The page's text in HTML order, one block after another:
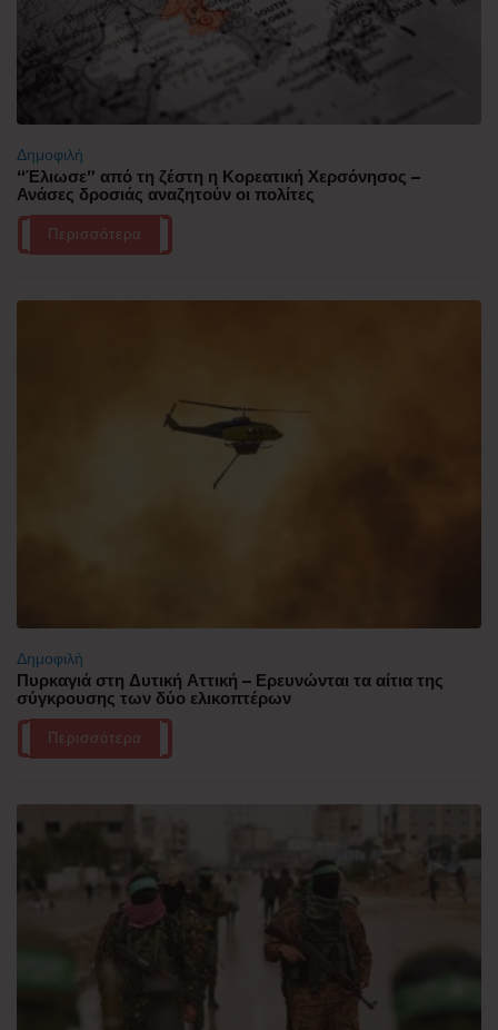
Δημοφιλή
“Έλιωσε” από τη ζέστη η Κορεατική Χερσόνησος –
Ανάσες δροσιάς αναζητούν οι πολίτες
Περισσότερα
Δημοφιλή
Πυρκαγιά στη Δυτική Αττική – Ερευνώνται τα αίτια της
σύγκρουσης των δύο ελικοπτέρων
Περισσότερα